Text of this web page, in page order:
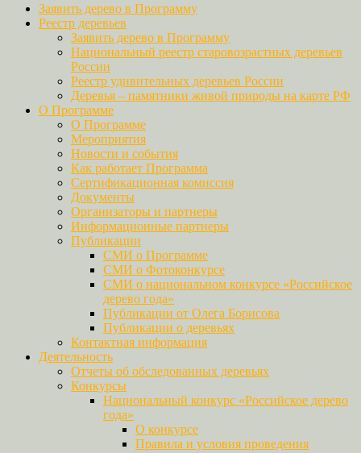
Заявить дерево в Программу
Реестр деревьев
Заявить дерево в Программу
Национальный реестр старовозрастных деревьев
России
Реестр удивительных деревьев России
Деревья – памятники живой природы на карте РФ
О Программе
О Программе
Мероприятия
Новости и события
Как работает Программа
Сертификационная комиссия
Документы
Организаторы и партнеры
Информационные партнеры
Публикации
СМИ о Программе
СМИ о Фотоконкурсе
СМИ о национальном конкурсе «Российское
дерево года»
Публикации от Олега Борисова
Публикации о деревьях
Контактная информация
Деятельность
Отчеты об обследованных деревьях
Конкурсы
Национальный конкурс «Российское дерево
года»
О конкурсе
Правила и условия проведения